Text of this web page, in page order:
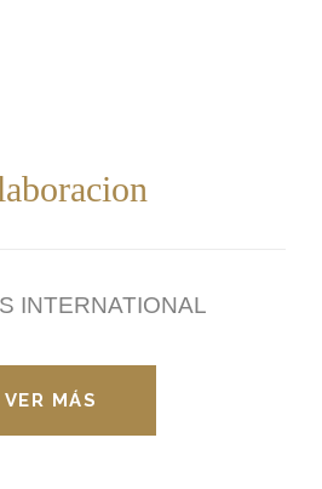
INTERNATIONAL
VER MÁS